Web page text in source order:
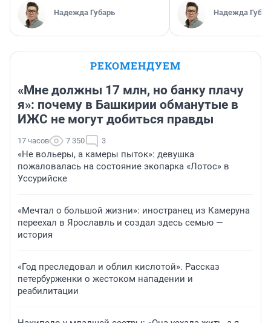
Надежда Губарь Надежда
РЕКОМЕНДУЕМ
«Мне должны 17 млн, но банку плачу
я»: почему в Башкирии обманутые в
ИЖС не могут добиться правды
17 часов 7 350 3
«Не вольеры, а камеры пыток»: девушка
пожаловалась на состояние экопарка «Лотос» в
Уссурийске
«Мечтал о большой жизни»: иностранец из Камеруна
переехал в Ярославль и создал здесь семью —
история
«Год преследовал и облил кислотой». Рассказ
петербурженки о жестоком нападении и
реабилитации